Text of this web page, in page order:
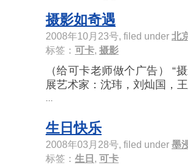
摄影如奇遇
2008年10月23号, filed under 北
标签： 可卡, 摄影
（给可卡老师做个广告） “
展艺术家：沈玮，刘灿国，
生日快乐
2008年03月28号, filed under 墨
标签： 生日 , 可卡